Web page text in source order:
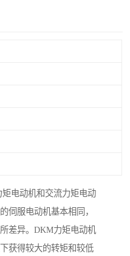
电动机和交流力矩电动
伺服电动机基本相同，
差异。DKM力矩电动机
获得较大的转矩和较低